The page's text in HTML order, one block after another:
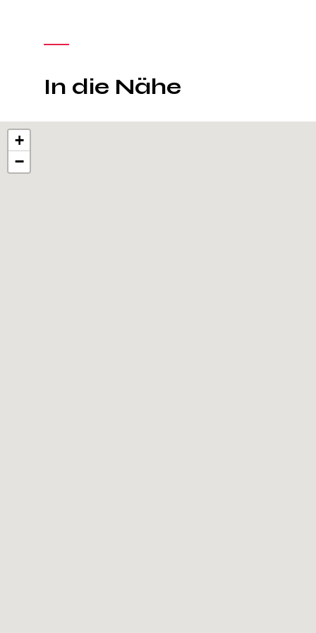
In die Nähe
+
−